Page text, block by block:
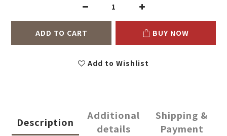
ADD TO CART BUY NOW
Add to Wishlist
Description
Additional
details
Shipping &
Payment